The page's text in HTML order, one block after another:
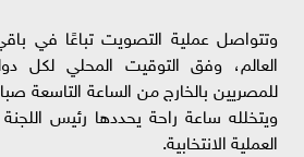
وتتواصل عملية التصويت تباعًا في باقي
العالم، وفق التوقيت المحلي لكل
للمصريين بالخارج من الساعة التاسعة
ويتخلله ساعة راحة يحددها رئيس
العملية الانتخابية.